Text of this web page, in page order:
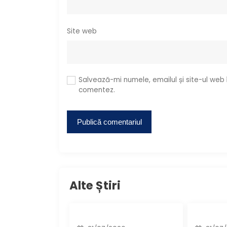
Site web
Salvează-mi numele, emailul și site-ul
comentez.
Alte Știri